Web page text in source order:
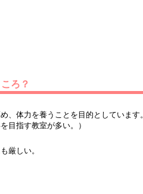
ろ？
、体力を養うことを目的としています
目指す教室が多い。）
厳しい。